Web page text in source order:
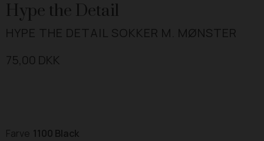
Hype the Detail
HYPE THE DETAIL SOKKER M. MØNSTER
75,00 DKK
Farve 1100 Black